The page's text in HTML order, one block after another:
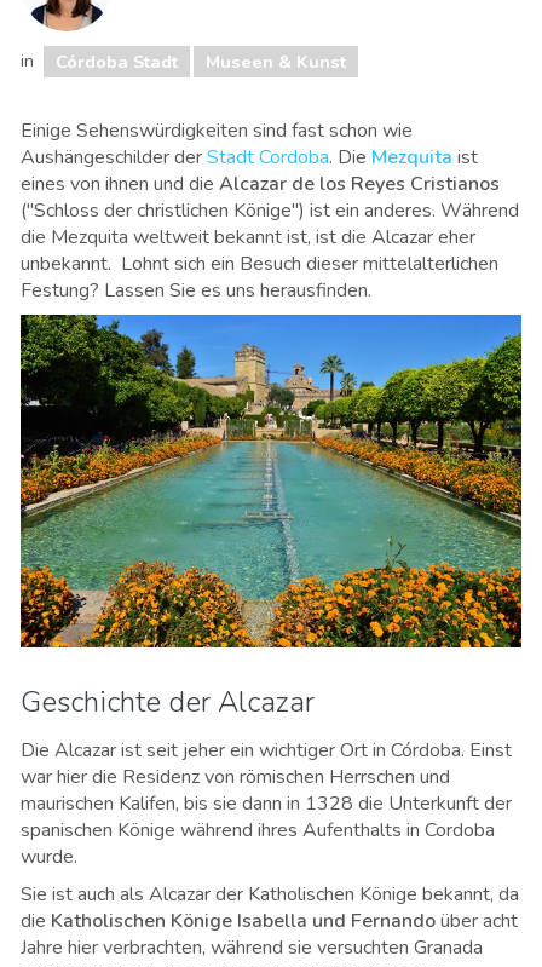
in Córdoba Stadt Museen & Kunst
Einige Sehenswürdigkeiten sind fast schon wie
Aushängeschilder derStadt Cordoba. Die Mezquita ist
eines von ihnen und die Alcazar de los Reyes Cristianos
("Schloss der christlichen Könige") ist ein anderes. Während
die Mezquita weltweit bekannt ist, ist die Alcazar eher
unbekannt. Lohnt sich ein Besuch dieser mittelalterlichen
Festung? Lassen Sie es uns herausfinden.
Geschichte der Alcazar
Die Alcazar ist seit jeher ein wichtiger Ort in Córdoba. Einst
war hier die Residenz von römischen Herrschen und
maurischen Kalifen, bis sie dann in 1328 die Unterkunft der
spanischen Könige während ihres Aufenthalts in Cordoba
wurde.
Sie ist auch als Alcazar der Katholischen Könige bekannt, da
die Katholischen Könige Isabella und Fernandoüber acht
Jahre hier verbrachten, während sie versuchten Granada